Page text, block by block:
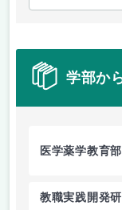
学部か
医学薬学教育部
教職実践開発